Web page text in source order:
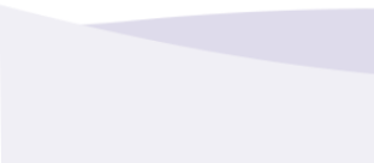
GOBERNACION PROVINCIAL DE TALCA